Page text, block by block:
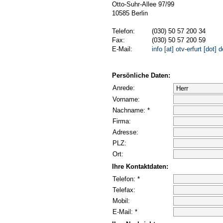
Otto-Suhr-Allee 97/99
10585 Berlin
Telefon:
(030) 50 57 200 34
Fax:
(030) 50 57 200 59
E-Mail:
info [at] otv-erfurt [dot]
Persönliche Daten:
Anrede:
Vorname:
Nachname: *
Firma:
Adresse:
PLZ:
Ort:
Ihre Kontaktdaten:
Telefon: *
Telefax:
Mobil:
E-Mail: *